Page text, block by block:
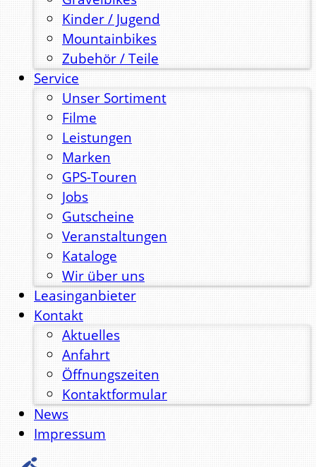
Kinder / Jugend
Mountainbikes
Zubehör / Teile
Service
Unser Sortiment
Filme
Leistungen
Marken
GPS-Touren
Jobs
Gutscheine
Veranstaltungen
Kataloge
Wir über uns
Leasinganbieter
Kontakt
Aktuelles
Anfahrt
Öffnungszeiten
Kontaktformular
News
Impressum